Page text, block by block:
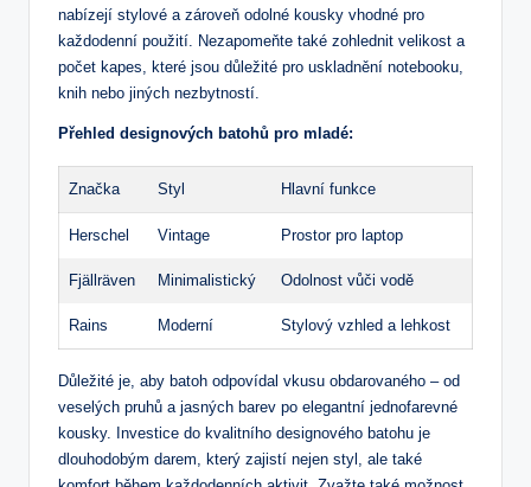
nabízejí stylové a zároveň odolné kousky vhodné pro
každodenní použití. Nezapomeňte také zohlednit velikost a
počet kapes, které jsou důležité pro uskladnění notebooku,
knih nebo jiných nezbytností.
Přehled designových batohů pro mladé:
Značka Styl Hlavní funkce
Herschel Vintage Prostor pro laptop
Fjällräven Minimalistický Odolnost vůči vodě
Rains Moderní Stylový vzhled a lehkost
Důležité je, aby batoh odpovídal vkusu obdarovaného – od
veselých pruhů a jasných barev po elegantní jednofarevné
kousky. Investice do kvalitního designového batohu je
dlouhodobým darem, který zajistí nejen styl, ale také